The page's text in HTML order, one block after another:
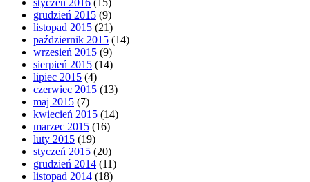
grudzień 2015 (9)
listopad 2015 (21)
październik 2015 (14)
wrzesień 2015 (9)
sierpień 2015 (14)
lipiec 2015 (4)
czerwiec 2015 (13)
maj 2015 (7)
kwiecień 2015 (14)
marzec 2015 (16)
luty 2015 (19)
styczeń 2015 (20)
grudzień 2014 (11)
listopad 2014 (18)